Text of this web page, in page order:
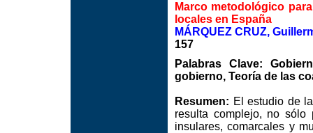
Marco metodológico
locales en España
MÁRQUEZ CRUZ,
157
Palabras Clave:
gobierno, Teoría de las
Resumen: El estudio de
resulta complejo, no sólo
insulares, comarcales y